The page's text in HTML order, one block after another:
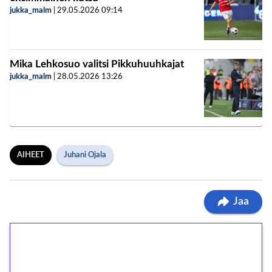
jukka_malm 29.05.2026 09:14
Mika Lehkosuo valitsi Pikkuhuuhkajat
jukka_malm 28.05.2026 13:26
AIHEET Juhani Ojala
Jaa